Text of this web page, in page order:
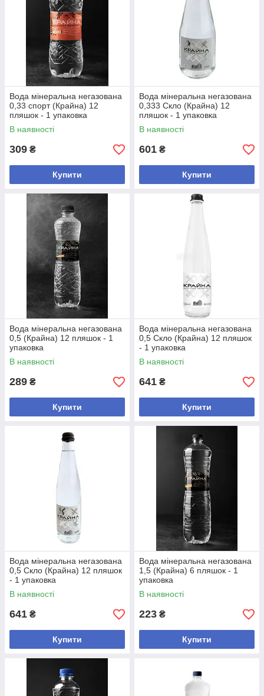
Вода мінеральна негазована
0,33 спорт (Крайна) 12
пляшок - 1 упаковка
В наявності
309 ₴
Купити
Вода мінеральна негазована
0,333 Скло (Крайна) 12
пляшок - 1 упаковка
В наявності
601 ₴
Купити
Вода мінеральна негазована
0,5 (Крайна) 12 пляшок - 1
упаковка
В наявності
289 ₴
Купити
Вода мінеральна негазована
0,5 Скло (Крайна) 12 пляшок
- 1 упаковка
В наявності
641 ₴
Купити
Вода мінеральна негазована
0,5 Скло (Крайна) 12 пляшок
- 1 упаковка
В наявності
641 ₴
Купити
Вода мінеральна негазована
1,5 (Крайна) 6 пляшок - 1
упаковка
В наявності
223 ₴
Купити